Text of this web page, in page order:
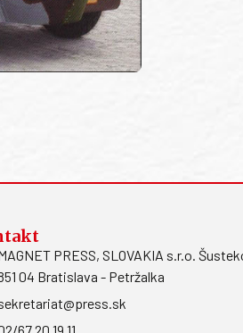
PRESS, SLOVAKIA s.r.o.
04 Bratislava - Petržalka